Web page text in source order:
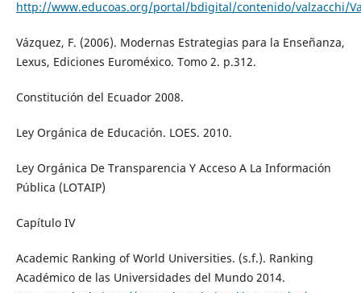
http://www.educoas.org/portal/bdigital/contenido/valzacchi/
Vázquez, F. (2006). Modernas Estrategias para la Enseñanza,
Lexus, Ediciones Euroméxico. Tomo 2. p.312.
Constitución del Ecuador 2008.
Ley Orgánica de Educación. LOES. 2010.
Ley Orgánica De Transparencia Y Acceso A La Información
Pública (LOTAIP)
Capítulo IV
Academic Ranking of World Universities. (s.f.). Ranking
Académico de las Universidades del Mundo 2014.